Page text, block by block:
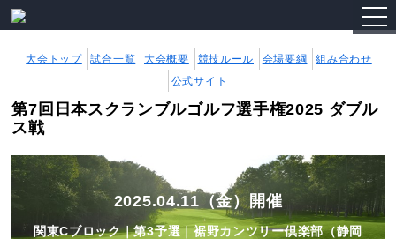
大会トップ 試合一覧 大会概要 競技ルール 会場要綱
組み合わせ
公式サイト
第7回日本スクランブルゴルフ選手権2025 ダブル
ス戦
2025.04.11（金）開催
関東Cブロック｜第3予選｜裾野カンツリー倶楽部（静岡